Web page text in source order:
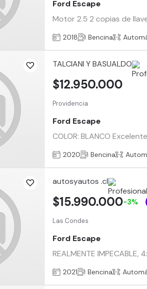
Ford Escape
Motor 2.5 2 copias de
2018 Bencina
TALCIANI Y BASUALDO
Providencia
Ford Escape
COLOR: BLANCO
$12.950.000
2020 Bencina
autosyautos .cl
Las Condes
Ford Escape
REALMENTE IMPECABLE,
$15.990.000-3%
2021 Bencina